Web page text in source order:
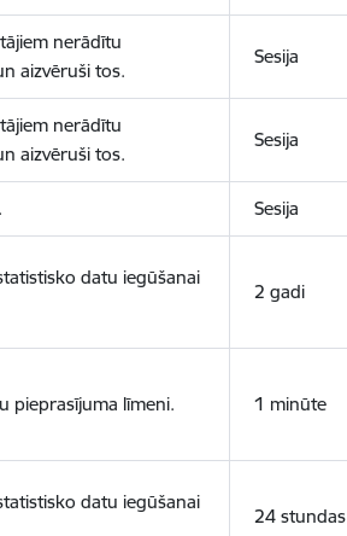
nerādītu
aizvēruši tos.
Sesija
nerādītu
aizvēruši tos.
Sesija
Sesija
datu iegūšanai
2 gadi
pieprasījuma līmeni. 1 minūte
datu iegūšanai
24 stundas